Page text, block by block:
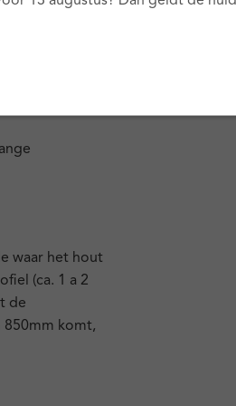
beter dan
hout dat
met het
zitten in
waar het hout
(ca. 1 a 2
de
850mm komt,